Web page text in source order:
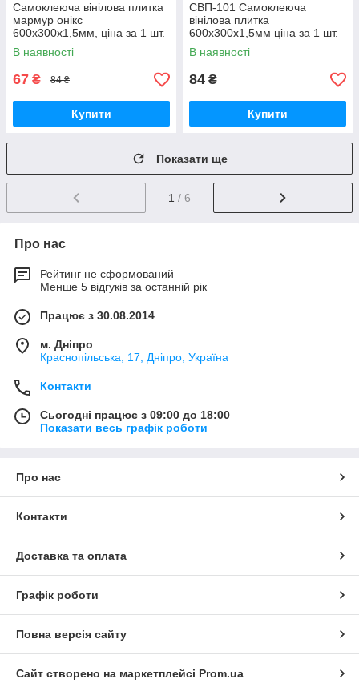
Самоклеюча вінілова плитка
мармур онікс
600х300х1,5мм, ціна за 1 шт.
(СВП-100) Глянець SW-
00000643
В наявності
67 ₴ 84 ₴
Купити
СВП-101 Самоклеюча
вінілова плитка
600х300х1,5мм ціна за 1 шт.
МАТ SW-00003249
В наявності
84 ₴
Купити
Показати ще
1 / 6
Про нас
Рейтинг не сформований
Менше 5 відгуків за останній рік
Працює з 30.08.2014
м. Дніпро
Краснопільська, 17, Дніпро, Україна
Контакти
Сьогодні працює з 09:00 до 18:00
Показати весь графік роботи
Про нас
Контакти
Доставка та оплата
Графік роботи
Повна версія сайту
Сайт створено на маркетплейсі Prom.ua